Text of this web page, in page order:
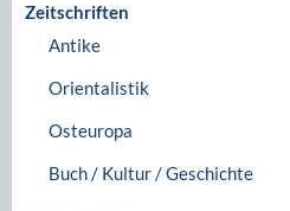
Zeitschriften
Antike
Orientalistik
Osteuropa
Buch / Kultur / Geschichte